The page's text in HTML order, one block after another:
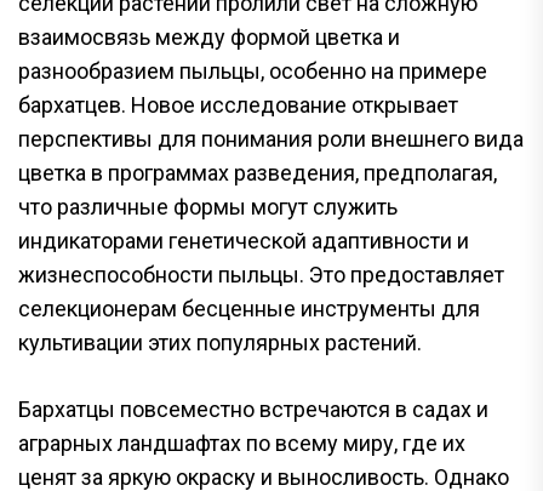
взаимосвязь между формой цветка и
разнообразием пыльцы, особенно на примере
бархатцев. Новое исследование открывает
перспективы для понимания роли внешнего вида
цветка в программах разведения, предполагая,
что различные формы могут служить
индикаторами генетической адаптивности и
жизнеспособности пыльцы. Это предоставляет
селекционерам бесценные инструменты для
культивации этих популярных растений.
Бархатцы повсеместно встречаются в садах и
аграрных ландшафтах по всему миру, где их
ценят за яркую окраску и выносливость. Однако